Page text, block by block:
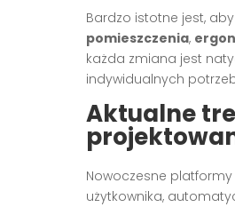
Bardzo istotne jest,
pomieszczenia,
każda zmiana jest
indywidualnych
Aktualne
Nowoczesne
użytkownika,